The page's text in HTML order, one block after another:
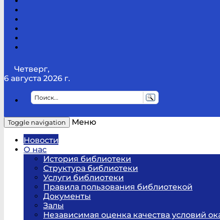
Четверг,
6 августа 2026 г.
Toggle navigation
Меню
Новости
О нас
История библиотеки
Структура библиотеки
Услуги библиотеки
Правила пользования библиотекой
Документы
Залы
Независимая оценка качества условий